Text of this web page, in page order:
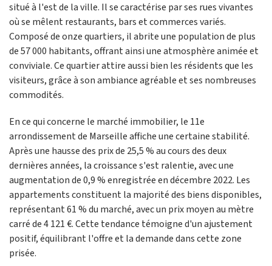
situé à l'est de la ville. Il se caractérise par ses rues vivantes
où se mêlent restaurants, bars et commerces variés.
Composé de onze quartiers, il abrite une population de plus
de 57 000 habitants, offrant ainsi une atmosphère animée et
conviviale. Ce quartier attire aussi bien les résidents que les
visiteurs, grâce à son ambiance agréable et ses nombreuses
commodités.
En ce qui concerne le marché immobilier, le 11e
arrondissement de Marseille affiche une certaine stabilité.
Après une hausse des prix de 25,5 % au cours des deux
dernières années, la croissance s'est ralentie, avec une
augmentation de 0,9 % enregistrée en décembre 2022. Les
appartements constituent la majorité des biens disponibles,
représentant 61 % du marché, avec un prix moyen au mètre
carré de 4 121 €. Cette tendance témoigne d'un ajustement
positif, équilibrant l'offre et la demande dans cette zone
prisée.